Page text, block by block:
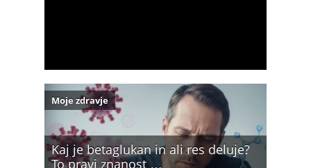
Kaj je betaglukan in ali res deluje?
To pravi znanost …
Moje zdravje